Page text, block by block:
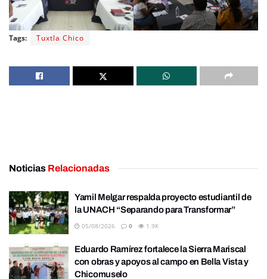
Tags: Tuxtla Chico
Noticias Relacionadas
Yamil Melgar respalda proyecto estudiantil de
la UNACH “Separando para Transformar”
05/08/2026 0 1.9K
Eduardo Ramírez fortalece la Sierra Mariscal
con obras y apoyos al campo en Bella Vista y
Chicomuselo